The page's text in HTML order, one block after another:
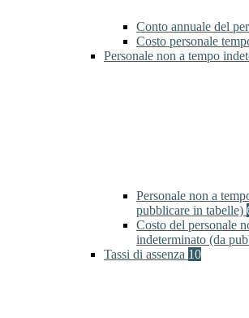
Conto annuale del
Costo personale
Personale non a tempo
Personale non a
pubblicare in tabelle)
Costo del personale
indeterminato (da
Tassi di assenza 10